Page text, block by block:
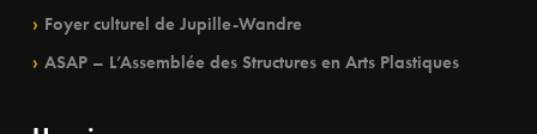
Foyer culturel de Jupille-Wandre
ASAP – L’Assemblée des Structures en Arts Plastiques